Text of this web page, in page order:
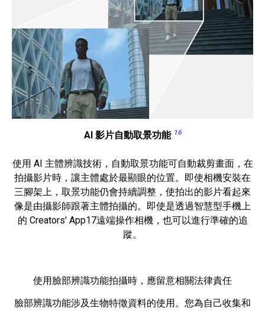
AI 影片自動取景功能 16
使用 AI 主體辨識技術，自動取景功能可自動裁剪畫面，在
拍攝影片時，讓主體處於最顯眼的位置。即使相機安裝在
三腳架上，取景功能仍會持續調整，使拍出的影片看起來
像是由攝影師跟著主體拍攝的。即使是透過智慧型手機上
的 Creators' App17遠端操作相機，也可以進行準確的追
蹤。
使用臉部辨識功能拍攝時，應留意相關法律責任
臉部辨識功能涉及生物特徵資料的使用。您為自己收集和